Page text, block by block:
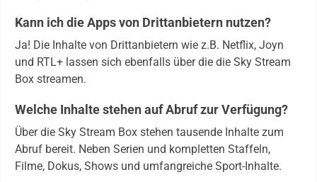
Kann ich die Apps von Drittanbietern nutzen?
Ja! Die Inhalte von Drittanbietern wie z.B. Netflix, Joyn
und RTL+ lassen sich ebenfalls über die die Sky Stream
Box streamen.
Welche Inhalte stehen auf Abruf zur Verfügung?
Über die Sky Stream Box stehen tausende Inhalte zum
Abruf bereit. Neben Serien und kompletten Staffeln,
Filme, Dokus, Shows und umfangreiche Sport-Inhalte.